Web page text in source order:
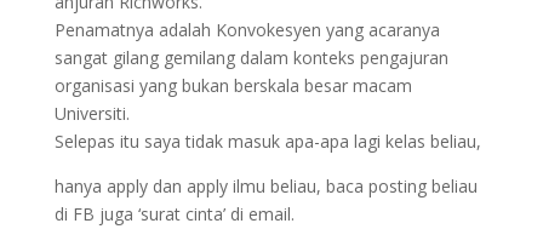
Penamatnya adalah Konvokesyen yang acaranya
sangat gilang gemilang dalam konteks pengajuran
organisasi yang bukan berskala besar macam
Universiti.
Selepas itu saya tidak masuk apa-apa lagi kelas beliau,
hanya apply dan apply ilmu beliau, baca posting beliau
di FB juga ‘surat cinta’ di email.